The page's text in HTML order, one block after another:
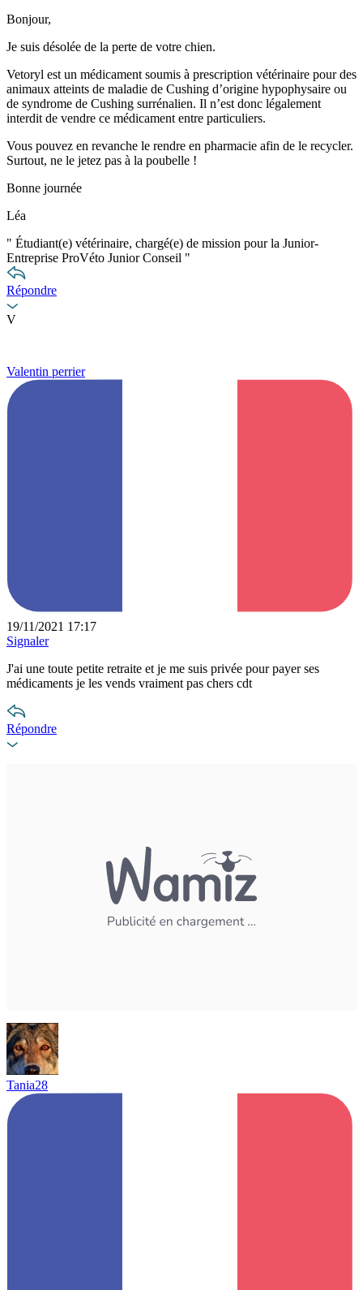
Bonjour,
Je suis désolée de la perte de votre chien.
Vetoryl est un médicament soumis à prescription vétérinaire pour des
animaux atteints de maladie de Cushing d’origine hypophysaire ou
de syndrome de Cushing surrénalien. Il n’est donc légalement
interdit de vendre ce médicament entre particuliers.
Vous pouvez en revanche le rendre en pharmacie afin de le recycler.
Surtout, ne le jetez pas à la poubelle !
Bonne journée
Léa
" Étudiant(e) vétérinaire, chargé(e) de mission pour la Junior-
Entreprise ProVéto Junior Conseil "
Répondre
V
Valentin perrier
19/11/2021 17:17
Signaler
J'ai une toute petite retraite et je me suis privée pour payer ses
médicaments je les vends vraiment pas chers cdt
Répondre
Tania28